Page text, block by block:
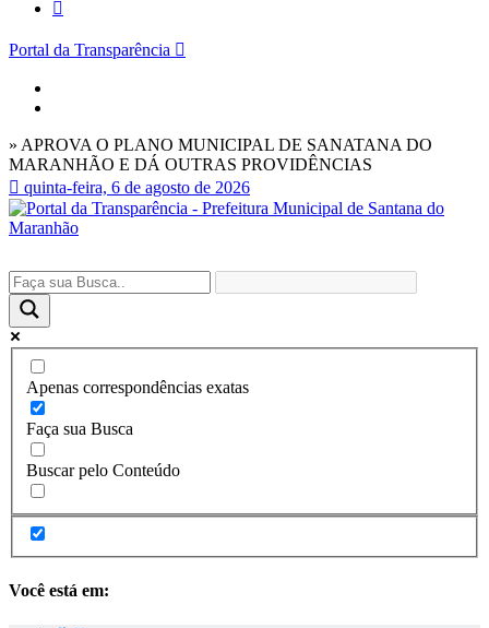
Portal da Transparência
» APROVA O PLANO MUNICIPAL DE SANATANA DO
MARANHÃO E DÁ OUTRAS PROVIDÊNCIAS
quinta-feira, 6 de agosto de 2026
Apenas correspondências exatas
Faça sua Busca
Buscar pelo Conteúdo
Você está em: